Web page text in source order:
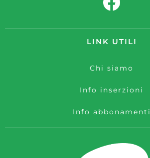
LINK UTILI
Chi siamo
Info inserzioni
Info abbonamenti